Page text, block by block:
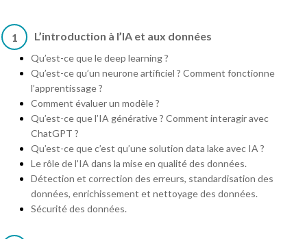
1 L’introduction à l’IA et aux données
Qu’est-ce que le deep learning ?
Qu’est-ce qu’un neurone artificiel ? Comment fonctionne
l’apprentissage ?
Comment évaluer un modèle ?
Qu’est-ce que l’IA générative ? Comment interagir avec
ChatGPT ?
Qu’est-ce que c’est qu’une solution data lake avec IA ?
Le rôle de l'IA dans la mise en qualité des données.
Détection et correction des erreurs, standardisation des
données, enrichissement et nettoyage des données.
Sécurité des données.